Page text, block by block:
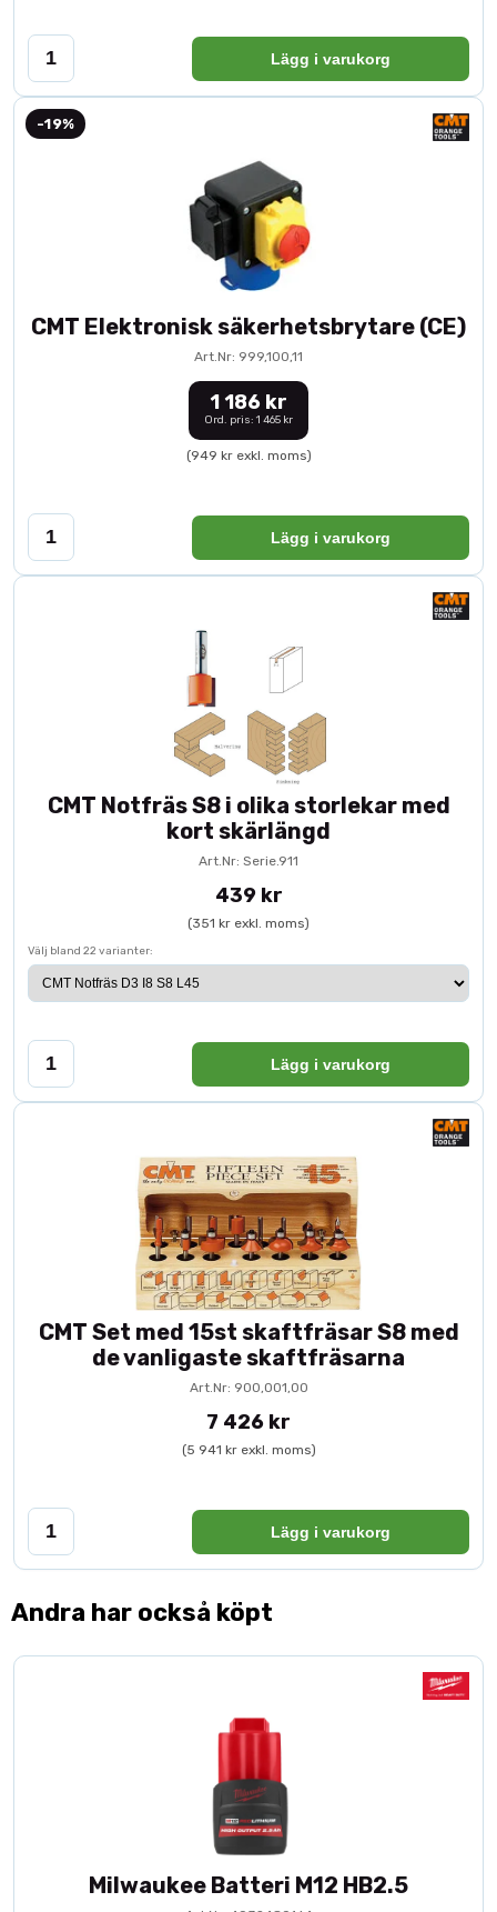
Lägg i varukorg
-19%
CMT Elektronisk säkerhetsbrytare (CE)
Art.Nr: 999,100,11
1 186 kr
Ord. pris: 1 465 kr
(949 kr exkl. moms)
Lägg i varukorg
CMT Notfräs S8 i olika storlekar med
kort skärlängd
Art.Nr: Serie.911
439 kr
(351 kr exkl. moms)
Välj bland 22 varianter:
Lägg i varukorg
CMT Set med 15st skaftfräsar S8 med
de vanligaste skaftfräsarna
Art.Nr: 900,001,00
7 426 kr
(5 941 kr exkl. moms)
Lägg i varukorg
Andra har också köpt
Milwaukee Batteri M12 HB2.5